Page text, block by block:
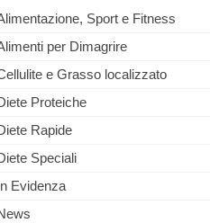
Sport e Fitness
per Dimagrire
e Grasso localizzato
Proteiche
Rapide
Speciali
Evidenza